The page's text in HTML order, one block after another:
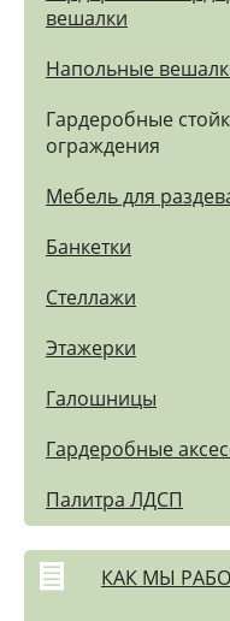
вешалки
Напольные
Гардеробные
ограждения
Мебель для
Банкетки
Стеллажи
Этажерки
Галошницы
Гардеробные
Палитра ЛДСП
КАК МЫ